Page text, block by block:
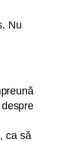
Nu
ca să